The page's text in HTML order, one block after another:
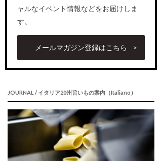
ャルなイベント情報などをお届けしま
す。
メールマガジン登録はこちら
JOURNAL / イタリア20州旨いもの案内（Italiano）